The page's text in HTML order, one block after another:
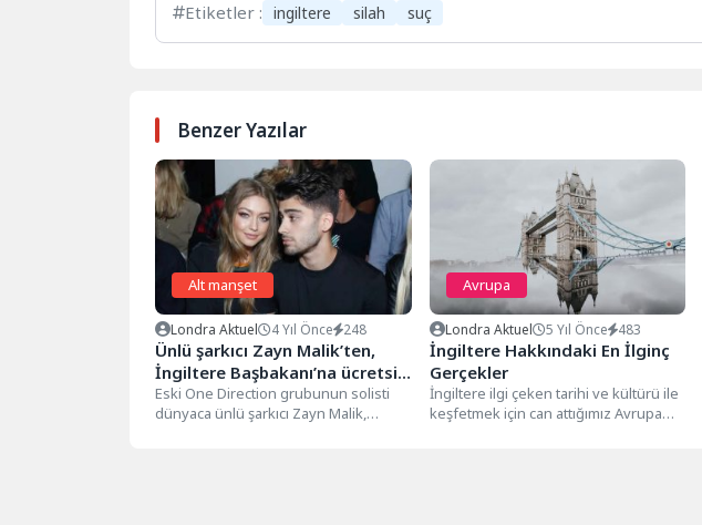
Etiketler : ingiltere silah suç
Benzer Yazılar
Alt manşet
Londra Aktuel 4 Yıl Önce 248
Ünlü şarkıcı Zayn Malik’ten,
İngiltere Başbakanı’na ücretsiz
okul yemeği çağrısı
Eski One Direction grubunun solisti
dünyaca ünlü şarkıcı Zayn Malik,
Avrupa
Londra Aktuel 5 Yıl Önce 483
İngiltere Hakkındaki En İlginç
Gerçekler
İngiltere ilgi çeken tarihi ve kültürü ile
keşfetmek için can attığımız Avrupa